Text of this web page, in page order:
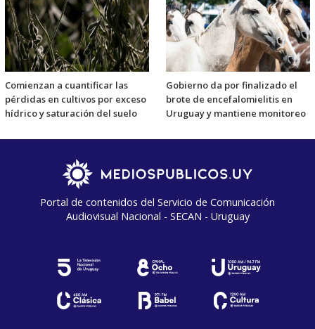
Comienzan a cuantificar las
pérdidas en cultivos por exceso
hídrico y saturación del suelo
Gobierno da por finalizado el
brote de encefalomielitis en
Uruguay y mantiene monitoreo
Portal de contenidos del Servicio de Comunicación
Audiovisual Nacional - SECAN - Uruguay